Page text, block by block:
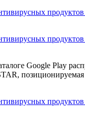
Google Play